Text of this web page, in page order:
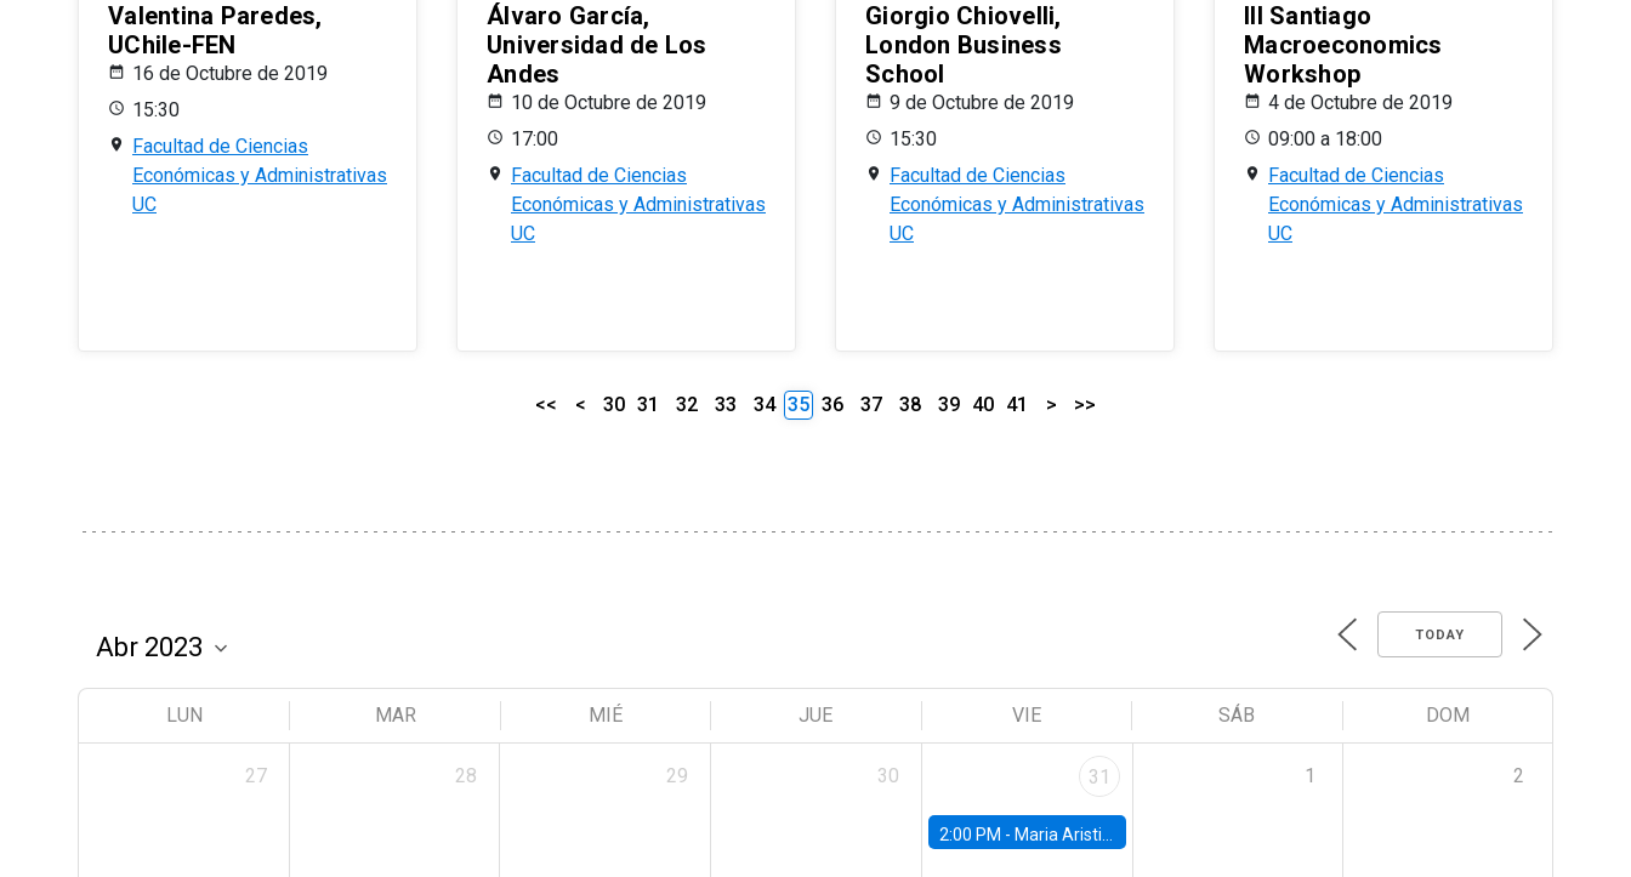
Valentina Paredes,
UChile-FEN
16 de Octubre de 2019
15:30
Facultad de Ciencias
Económicas y Administrativas
UC
Álvaro García,
Universidad de Los
Andes
10 de Octubre de 2019
17:00
Facultad de Ciencias
Económicas y Administrativas
UC
Giorgio Chiovelli,
London Business
School
9 de Octubre de 2019
15:30
Facultad de Ciencias
Económicas y Administrativas
UC
III Santiago
Macroeconomics
Workshop
4 de Octubre de 2019
09:00 a 18:00
Facultad de Ciencias
Económicas y Administrativas
UC
<< < 30 31 32 33 34 35 36 37 38 39 40 41 > >>
TODAY
LUN MAR MIÉ JUE VIE SÁB DOM
27 28 29 30 31
2:00 PM - Maria Aristizabal-Ramirez, FED Board
1 2